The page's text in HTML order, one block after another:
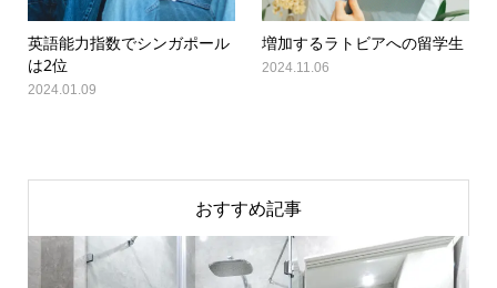
英語能力指数でシンガポール
は2位
2024.01.09
増加するラトビアへの留学生
2024.11.06
おすすめ記事